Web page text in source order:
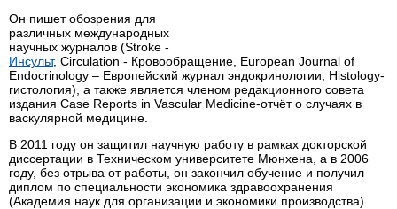
Он пишет обозрения для
различных международных
научных журналов (Stroke -
Инсульт, Circulation - Кровообращение, European Journal of
Endocrinology – Европейский журнал эндокринологии, Histology-
гистология), а также является членом редакционного совета
издания Case Reports in Vascular Medicine-отчёт о случаях в
васкулярной медицине.
В 2011 году он защитил научную работу в рамках докторской
диссертации в Техническом университете Мюнхена, а в 2006
году, без отрыва от работы, он закончил обучение и получил
диплом по специальности экономика здравоохранения
(Академия наук для организации и экономики производства).